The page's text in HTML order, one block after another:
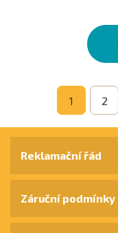
1 2
Reklamační řád
Záruční podmínky